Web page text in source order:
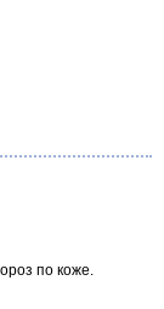
по коже.